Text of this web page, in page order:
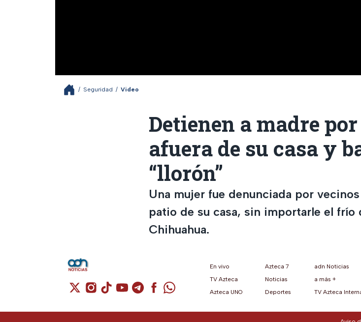
/ Seguridad / Video
Detienen a madre
afuera de su casa y
“llorón”
Una mujer fue denunciada por
patio de su casa, sin importarle el frío
Chihuahua.
Cuenta de X / Twitter (se abre en una nueva pestaña)
Cuenta de Instagram (se abre en una nueva pestaña)
Cuenta de TikTok (se abre en una nueva pestaña)
Cuenta de YouTube (se abre en una nueva pestaña)
Cuenta de Telegram (se abre en una nueva pestaña)
Cuenta de Facebook (se abre en una nueva pestaña)
Cuenta de WhatsApp (se abre en una nueva pestaña)
En vivo
TV Azteca
Azteca UNO
Azteca 7
Noticias
Deportes
adn Noticias
a más +
TV Azteca